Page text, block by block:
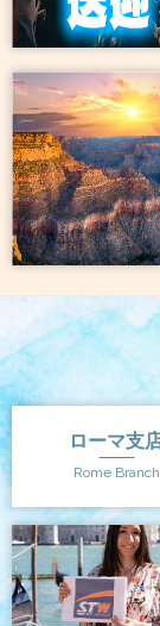
ローマ支
Rome Branch